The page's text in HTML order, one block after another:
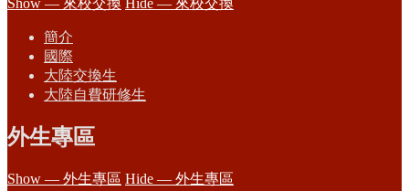
簡介
國際
大陸交換生
大陸自費研修生
外生專區
Show — 外生專區 Hide — 外生專區